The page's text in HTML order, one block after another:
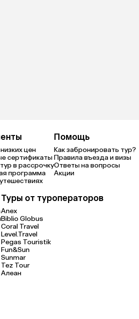
цен
сертификаты
в рассрочку
программа
Помощь
Как забронировать тур?
Правила въезда и визы
Ответы на вопросы
Акции
Туры от туроператоров
Anex
Biblio Globus
Coral Travel
Level.Travel
Pegas Touristik
Fun&Sun
Sunmar
Tez Tour
Алеан